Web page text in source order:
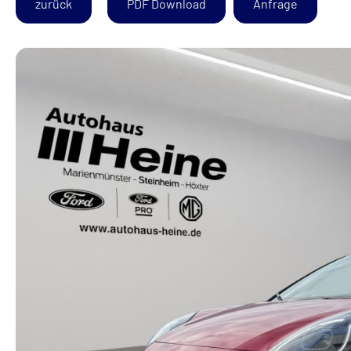
zurück PDF Download Anfrage